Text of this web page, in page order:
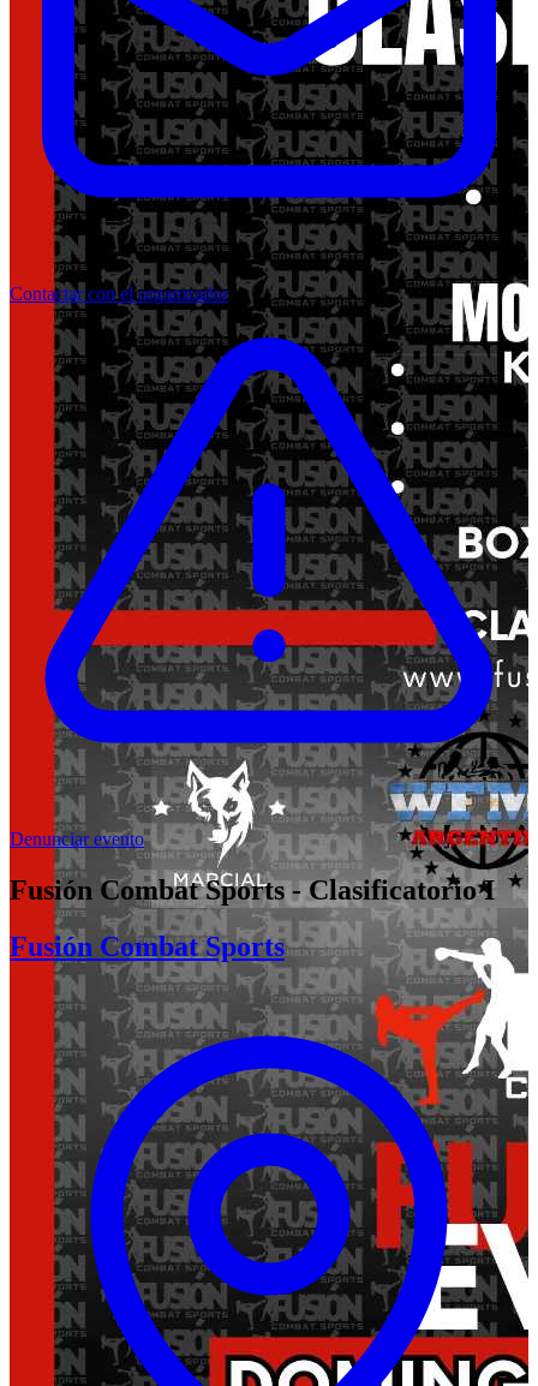
Contactar con el organizador
Denunciar evento
Fusión Combat Sports - Clasificatorio I
Fusión Combat Sports